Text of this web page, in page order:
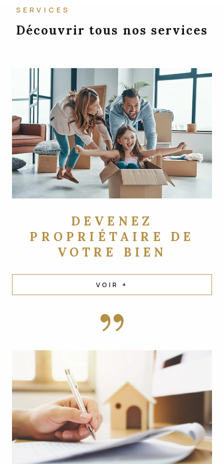
SERVICES
Découvrir tous nos services
DEVENEZ
PROPRIÉTAIRE DE
VOTRE BIEN
VOIR +